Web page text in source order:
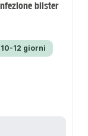
blister
12 giorni